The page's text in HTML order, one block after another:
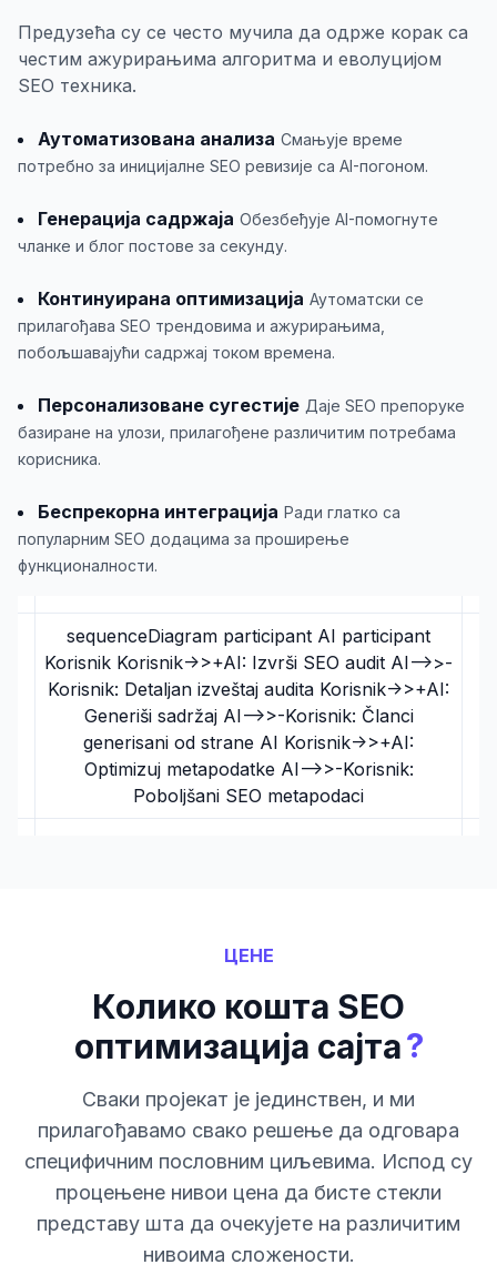
sequenceDiagram participant AI participant
Korisnik Korisnik->>+AI: Izvrši SEO audit AI-->>-
Korisnik: Detaljan izveštaj audita Korisnik->>+AI:
Generiši sadržaj AI-->>-Korisnik: Članci
generisani od strane AI Korisnik->>+AI:
Optimizuj metapodatke AI-->>-Korisnik:
Poboljšani SEO metapodaci
Предузећа су се често мучила да одрже корак са
честим ажурирањима алгоритма и еволуцијом
SEO техника.
Аутоматизована анализа Смањује време
потребно за иницијалне SEO ревизије са AI-погоном.
Генерација садржаја Обезбеђује AI-помогнуте
чланке и блог постове за секунду.
Континуирана оптимизација Аутоматски се
прилагођава SEO трендовима и ажурирањима,
побољшавајући садржај током времена.
Персонализоване сугестије Даје SEO препоруке
базиране на улози, прилагођене различитим потребама
корисника.
Беспрекорна интеграција Ради глатко са
популарним SEO додацима за проширење
функционалности.
ЦЕНЕ
Колико кошта SEO
оптимизација сајта?
Сваки пројекат је јединствен, и ми
прилагођавамо свако решење да одговара
специфичним пословним циљевима. Испод су
процењене нивои цена да бисте стекли
представу шта да очекујете на различитим
нивоима сложености.